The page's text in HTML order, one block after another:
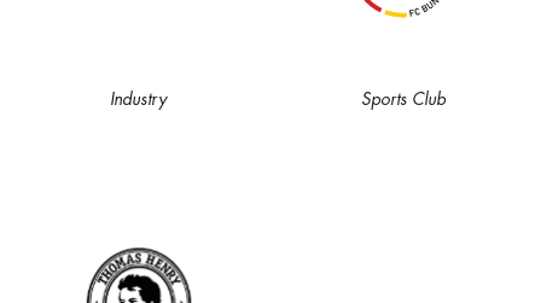
Industry Sports Club